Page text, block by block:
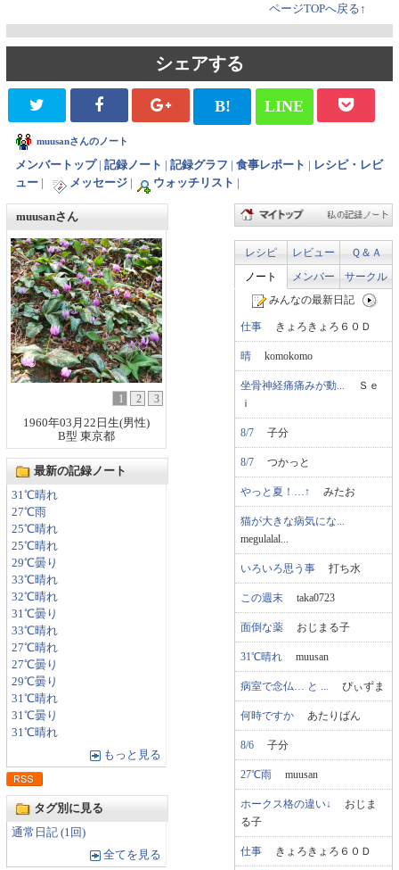
ページTOPへ戻る↑
シェアする
B! LINE
muusanさんのノート
メンバートップ| 記録ノート 記録グラフ 食事レポート
レシピ・レビ
ュー
メッセージ ウォッチリスト
muusanさん
1 2
3
1960年03月22日生(男性)
B型 東京都
最新の記録ノート
31℃晴れ
27℃雨
25℃晴れ
25℃晴れ
29℃曇り
33℃晴れ
32℃晴れ
31℃曇り
33℃晴れ
27℃晴れ
27℃曇り
29℃曇り
31℃晴れ
31℃曇り
31℃晴れ
もっと見る
タグ別に見る
通常日記 (1回)
全てを見る
レシピ レビュー
Ｑ＆Ａ
ノート
メンバー
サークル
みんなの最新日記
仕事 きょろきょろ６０Ｄ
晴 komokomo
坐骨神経痛痛みが動...
Ｓｅ
ｉ
8/7 子分
8/7 つかっと
やっと夏！…↑ みたお
猫が大きな病気にな...
megulalal...
いろいろ思う事 打ち水
この週末 taka0723
面倒な薬 おじまる子
31℃晴れ muusan
病室で念仏… と ... ぴぃずま
何時ですか あたりばん
8/6 子分
27℃雨 muusan
ホークス格の違い↓ おじま
る子
仕事 きょろきょろ６０Ｄ